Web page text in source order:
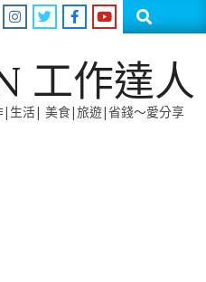
Search
工作達人
|生活| 美食|旅遊|省錢～愛分享